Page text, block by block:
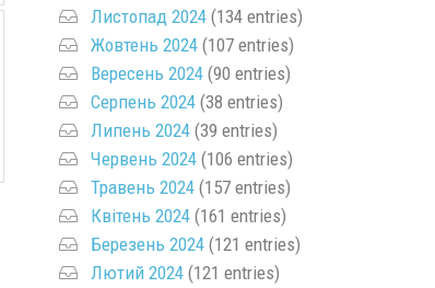
Листопад 2024(134 entries)
Жовтень 2024(107 entries)
Вересень 2024(90 entries)
Серпень 2024(38 entries)
Липень 2024(39 entries)
Червень 2024(106 entries)
Травень 2024(157 entries)
Квітень 2024(161 entries)
Березень 2024(121 entries)
Лютий 2024(121 entries)